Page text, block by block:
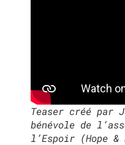
Teaser créé par
bénévole de
l’Espoir (Hope &